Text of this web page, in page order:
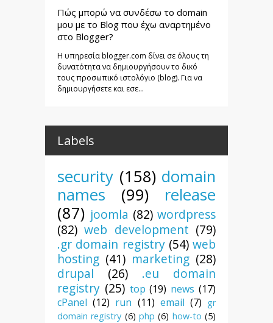
Πώς μπορώ να συνδέσω το domain
μου με το Blog που έχω αναρτημένο
στο Blogger?
Η υπηρεσία blogger.com δίνει σε όλους τη
δυνατότητα να δημιουργήσουν το δικό
τους προσωπικό ιστολόγιο (blog). Για να
δημιουργήσετε και εσε...
Labels
security (158) domain
names
(99)
release
(87) joomla (82) wordpress
(82) web development (79)
.gr domain registry (54) web
hosting (41) marketing (28)
drupal
(26)
.eu domain
registry (25) top (19) news (17)
cPanel (12) run (11) email (7) gr
domain registry (6) php (6) how-to (5)